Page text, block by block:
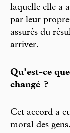
laquelle elle a
par leur
assurés du
arriver.
Qu’est-ce
changé ?
Cet accord a
moral des